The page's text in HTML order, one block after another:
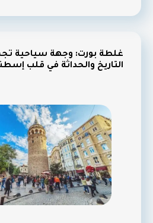
غلطة بورت: وجهة سياحية
التاريخ والحداثة في قلب